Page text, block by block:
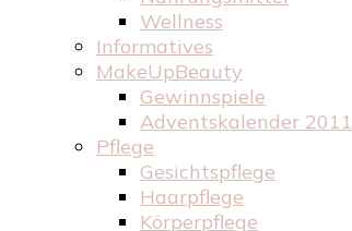
Wellness
Informatives
MakeUpBeauty
Gewinnspiele
Adventskalender 2011
Pflege
Gesichtspflege
Haarpflege
Körperpflege